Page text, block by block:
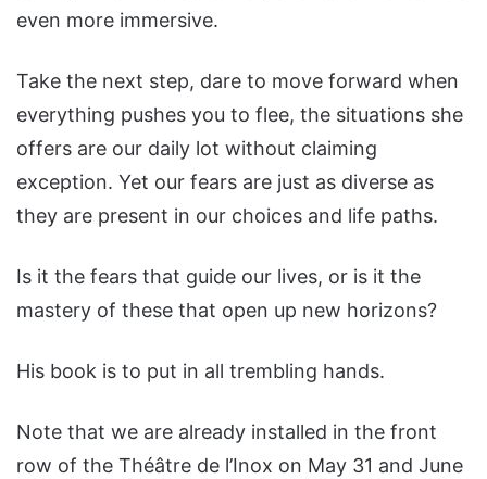
even more immersive.
Take the next step, dare to move forward when
everything pushes you to flee, the situations she
offers are our daily lot without claiming
exception. Yet our fears are just as diverse as
they are present in our choices and life paths.
Is it the fears that guide our lives, or is it the
mastery of these that open up new horizons?
His book is to put in all trembling hands.
Note that we are already installed in the front
row of the Théâtre de l’Inox on May 31 and June